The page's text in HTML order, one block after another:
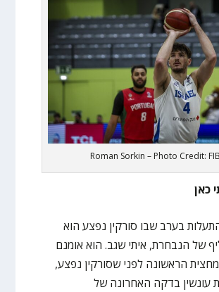
Roman Sorkin – Photo Credit:
בערב שבו סורקין נפצע הוא
של הנבחרת, איתי שגב. הוא אומנם
הראשונה לפני שסורקין נפצע,
עונשין בדקה האחרונה של